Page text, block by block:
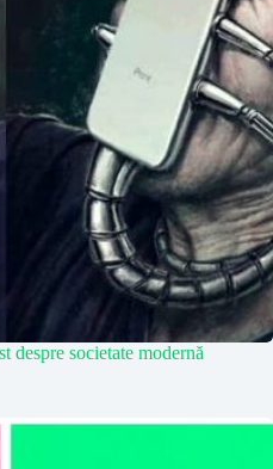
despre societate modernă